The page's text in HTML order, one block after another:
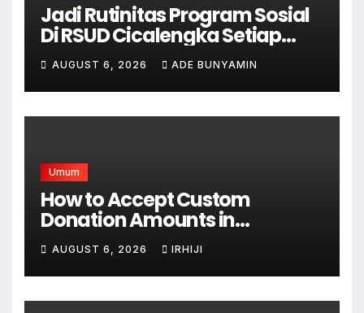
Jadi Rutinitas Program Sosial
Di RSUD Cicalengka Setiap
Bulan Gelar Sunatan Massal
Bagi Masyarakat Tidak
Mampu
AUGUST 6, 2026 ADE BUNYAMIN
Umum
How to Accept Custom
Donation Amounts in
WordPress with Stripe
AUGUST 6, 2026 IRHIJI